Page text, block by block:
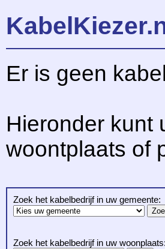
Er is geen
Hieronder kunt
woontplaats of
Zoek het kabelbedrijf in uw gemeente:
Zoek het kabelbedrijf in uw woonplaats: